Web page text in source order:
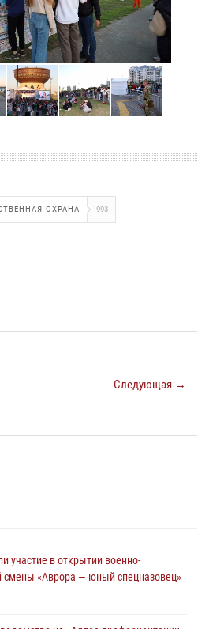
ОХРАНА 993
Следующая →
участие в открытии военно-
смены «Аврора — юный спецназовец»